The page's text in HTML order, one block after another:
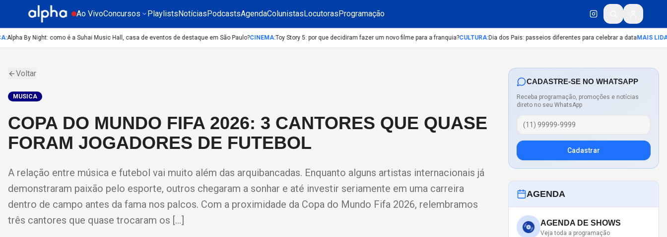
Ao VivoConcursos PlaylistsNotíciasPodcastsAgendaColunistasLocutorasProgramação
By Night: como é a Suhai Music Hall, casa de eventos de destaque em São Paulo?CINEMA:Toy Story 5: por que decidiram fazer um novo filme para a franquia?CULTURA:Dia dos Pais: passeios diferentes para celebrar a dataMAIS LIDA :
Voltar
MUSICA
COPA DO MUNDO FIFA 2026: 3 CANTORES QUE QUASE
FORAM JOGADORES DE FUTEBOL
A relação entre música e futebol vai muito além das arquibancadas. Enquanto alguns artistas internacionais já
demonstraram paixão pelo esporte, outros chegaram a sonhar e até investir seriamente em uma carreira
dentro de campo antes da fama nos palcos. Com a proximidade da Copa do Mundo Fifa 2026, relembramos
três cantores que quase trocaram os […]
CADASTRE-SE NO WHATSAPP
Receba programação, promoções e notícias
direto no seu WhatsApp
Cadastrar
AGENDA
AGENDA DE SHOWS
Veja toda a programação